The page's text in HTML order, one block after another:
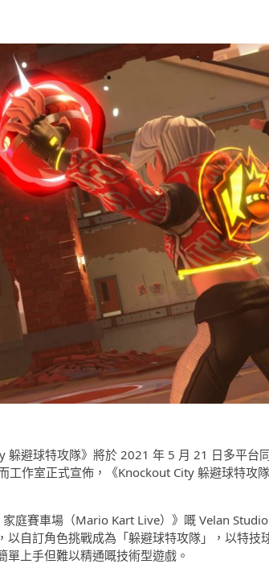
躲避球特攻隊》將於 2021 年 5 月 21 日多平台
工作室正式宣佈，《Knockout City 躲避球特攻
庭賽車場（Mario Kart Live）》嘅 Velan
自訂角色挑戰成為「躲避球特攻隊」，以特技
上手但難以精通嘅技術型遊戲。